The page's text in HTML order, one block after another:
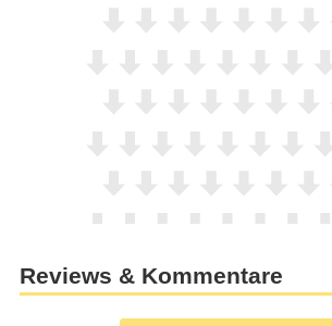
Reviews & Kommentare